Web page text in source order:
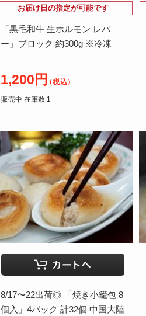
お届け日の指定が可能です
「黒毛和牛 生ホルモン レバ
ー」ブロック 約300g ※冷凍
1,200円 （税込）
販売中 在庫数 1
8/17〜22出荷◎ 「焼き小籠包 8
個入」4パック 計32個 中国大陸